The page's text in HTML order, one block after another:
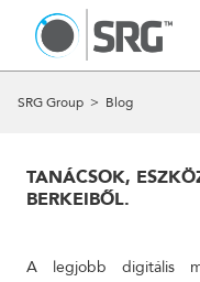
KÉRJ
EGY IDŐPONTOT
A MEETING UTÁN
SRG Group > Blog
TANÁCSOK,
BERKEIBŐL.
A legjobb digitális